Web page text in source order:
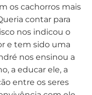
os cachorros mais
contar para
nos indicou o
e tem sido uma
nos ensinou a
a educar ele, a
entre os seres